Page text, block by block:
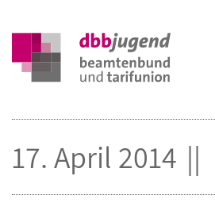
17. April 2014